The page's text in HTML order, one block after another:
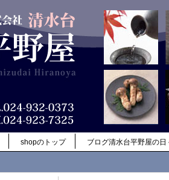
shopのトップ ブログ清水台平野屋の日